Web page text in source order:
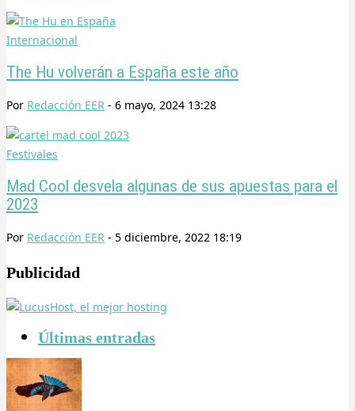
Internacional
The Hu volverán a España este año
Por Redacción EER - 6 mayo, 2024 13:28
Festivales
Mad Cool desvela algunas de sus apuestas para el
2023
Por Redacción EER - 5 diciembre, 2022 18:19
Publicidad
Últimas entradas